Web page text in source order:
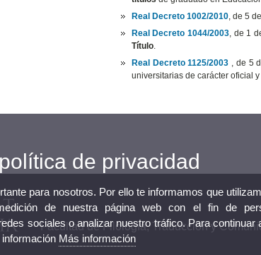
Real Decreto 1002/2010, de 5
Real Decreto 1044/2003, de 1
Título.
Real Decreto 1125/2003 , de 5
universitarias de carácter oficial
Facultad de Filología, Traducción y
de privacidad
para nosotros. Por ello te informamos que
de nuestra página web con el fin de
sociales o analizar nuestro tráfico. Para
Más información